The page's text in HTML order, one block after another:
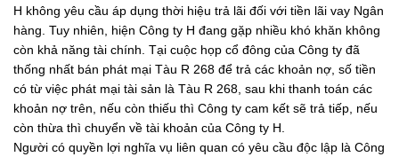
H không yêu cầu áp dụng thời hiệu trả lãi đối với tiền lãi vay Ngân
hàng. Tuy nhiên, hiện Công ty H đang gặp nhiều khó khăn không
còn khả năng tài chính. Tại cuộc họp cổ đông của Công ty đã
thống nhất bán phát mại Tàu R 268 để trả các khoản nợ, số tiền
có từ việc phát mại tài sản là Tàu R 268, sau khi thanh toán các
khoản nợ trên, nếu còn thiếu thì Công ty cam kết sẽ trả tiếp, nếu
còn thừa thì chuyển về tài khoản của Công ty H.
Người có quyền lợi nghĩa vụ liên quan có yêu cầu độc lập là Công